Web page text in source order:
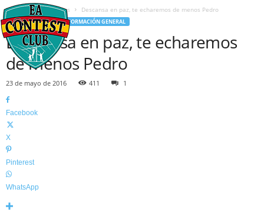
Inicio Comunicados Descansa en paz, te echaremos de menos Pedro
COMUNICADOS INFORMACIÓN GENERAL
Descansa en paz, te echaremos
de menos Pedro
23 de mayo de 2016 411 1
Facebook
X
Pinterest
WhatsApp